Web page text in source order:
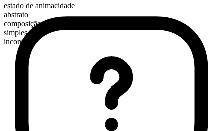
estado de animacidade
abstrato
composição morfológica
simples
incontável